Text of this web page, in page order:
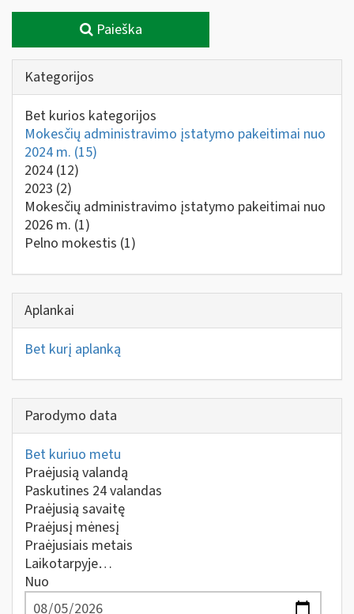
Paieška
Kategorijos
Bet kurios kategorijos
Mokesčių administravimo įstatymo pakeitimai nuo
2024 m. (15)
2024 (12)
2023 (2)
Mokesčių administravimo įstatymo pakeitimai nuo
2026 m. (1)
Pelno mokestis (1)
Aplankai
Bet kurį aplanką
Parodymo data
Bet kuriuo metu
Praėjusią valandą
Paskutines 24 valandas
Praėjusią savaitę
Praėjusį mėnesį
Praėjusiais metais
Laikotarpyje…
Nuo